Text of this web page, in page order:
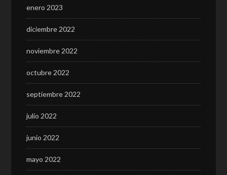
enero 2023
diciembre 2022
noviembre 2022
octubre 2022
septiembre 2022
julio 2022
junio 2022
mayo 2022